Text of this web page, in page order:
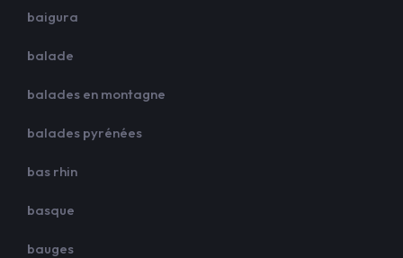
baigura
balade
balades en montagne
balades pyrénées
bas rhin
basque
bauges